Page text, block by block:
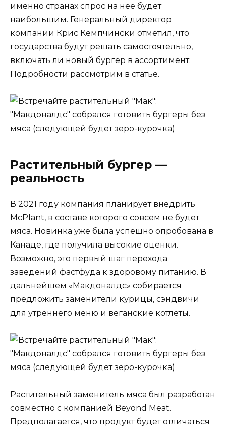
именно странах спрос на нее будет
наибольшим. Генеральный директор
компании Крис Кемпчински отметил, что
государства будут решать самостоятельно,
включать ли новый бургер в ассортимент.
Подробности рассмотрим в статье.
Растительный бургер —
реальность
В 2021 году компания планирует внедрить
McPlant, в составе которого совсем не будет
мяса. Новинка уже была успешно опробована в
Канаде, где получила высокие оценки.
Возможно, это первый шаг перехода
заведений фастфуда к здоровому питанию. В
дальнейшем «Макдоналдс» собирается
предложить заменители курицы, сэндвичи
для утреннего меню и веганские котлеты.
Растительный заменитель мяса был разработан
совместно с компанией Beyond Meat.
Предполагается, что продукт будет отличаться